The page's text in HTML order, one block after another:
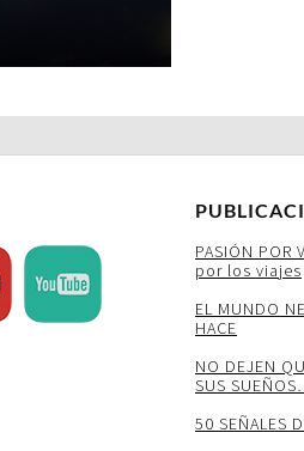
PASIÓN
por los viajes
EL MUNDO
HACE
NO DEJEN
SUS
50 SEÑALES